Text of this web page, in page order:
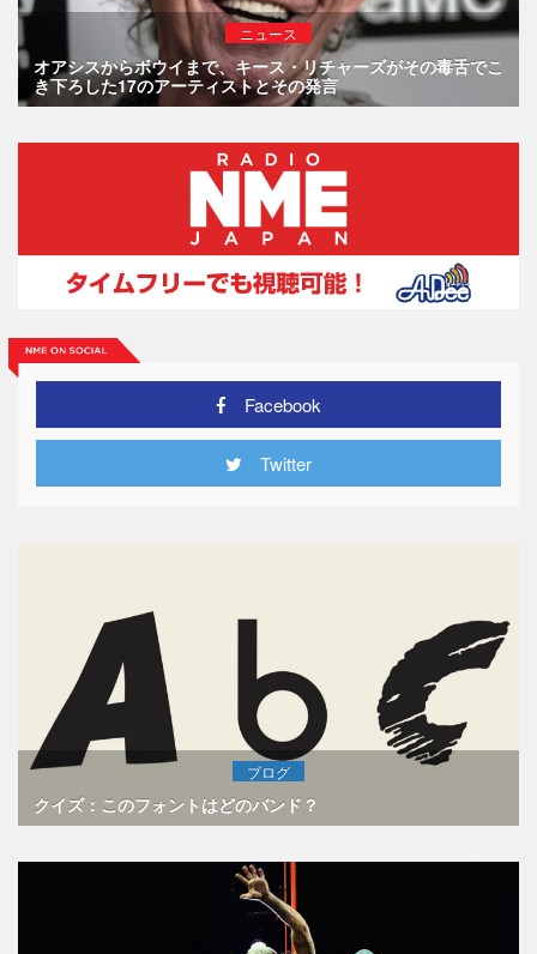
ニュース
オアシスからボウイまで、キース・リチャーズがその毒舌でこ
き下ろした17のアーティストとその発言
Facebook
Twitter
ブログ
クイズ：このフォントはどのバンド？